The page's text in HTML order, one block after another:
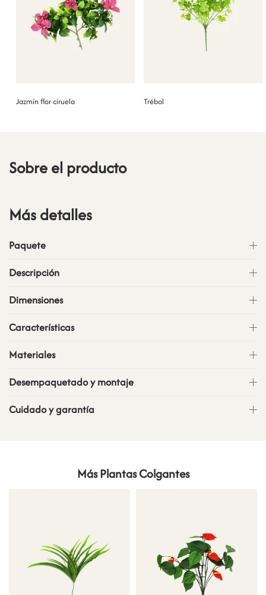
Jazmín flor ciruela Trébol
Sobre el producto
Más detalles
Paquete
Descripción
Dimensiones
Características
Materiales
Desempaquetado y montaje
Cuidado y garantía
Más Plantas Colgantes